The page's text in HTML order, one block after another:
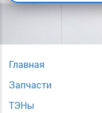
Главная
Запчасти
ТЭНы